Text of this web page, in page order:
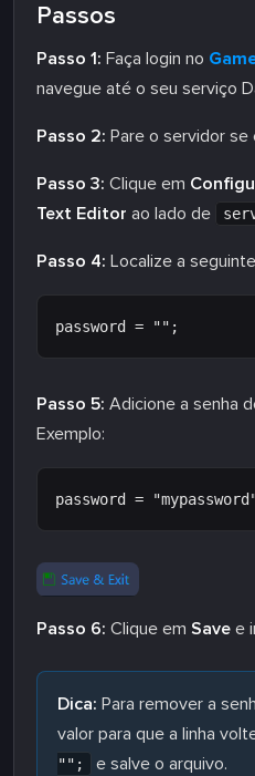
Passos
Passo 1: Faça login no
navegue até o seu serviço
Passo 2: Pare o servidor
Passo 3: Clique em
Text Editor ao lado de
Passo 4: Localize a
Passo 5: Adicione a senha
Exemplo:
Passo 6: Clique em Save e
Dica: Para remover a
valor para que a linha
"";
e salve o arquivo.